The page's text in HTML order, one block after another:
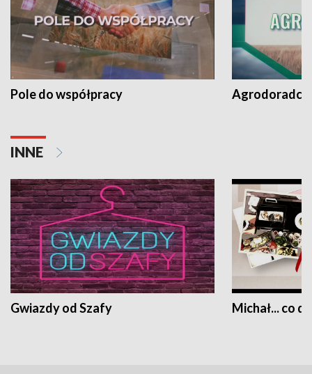
Pole do współpracy Agrodoradcy
INNE
Gwiazdy od Szafy Michał... co